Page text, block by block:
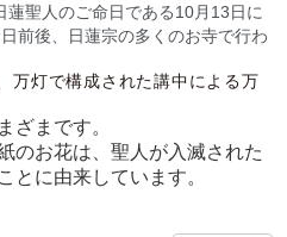
蓮聖人のご命日である10月13日に
前後、日蓮宗の多くのお寺で行わ
万灯で構成された講中による万
ざまです。
のお花は、聖人が入滅された
とに由来しています。